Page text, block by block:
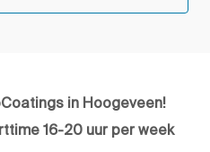
in Hoogeveen!
16-20 uur per week